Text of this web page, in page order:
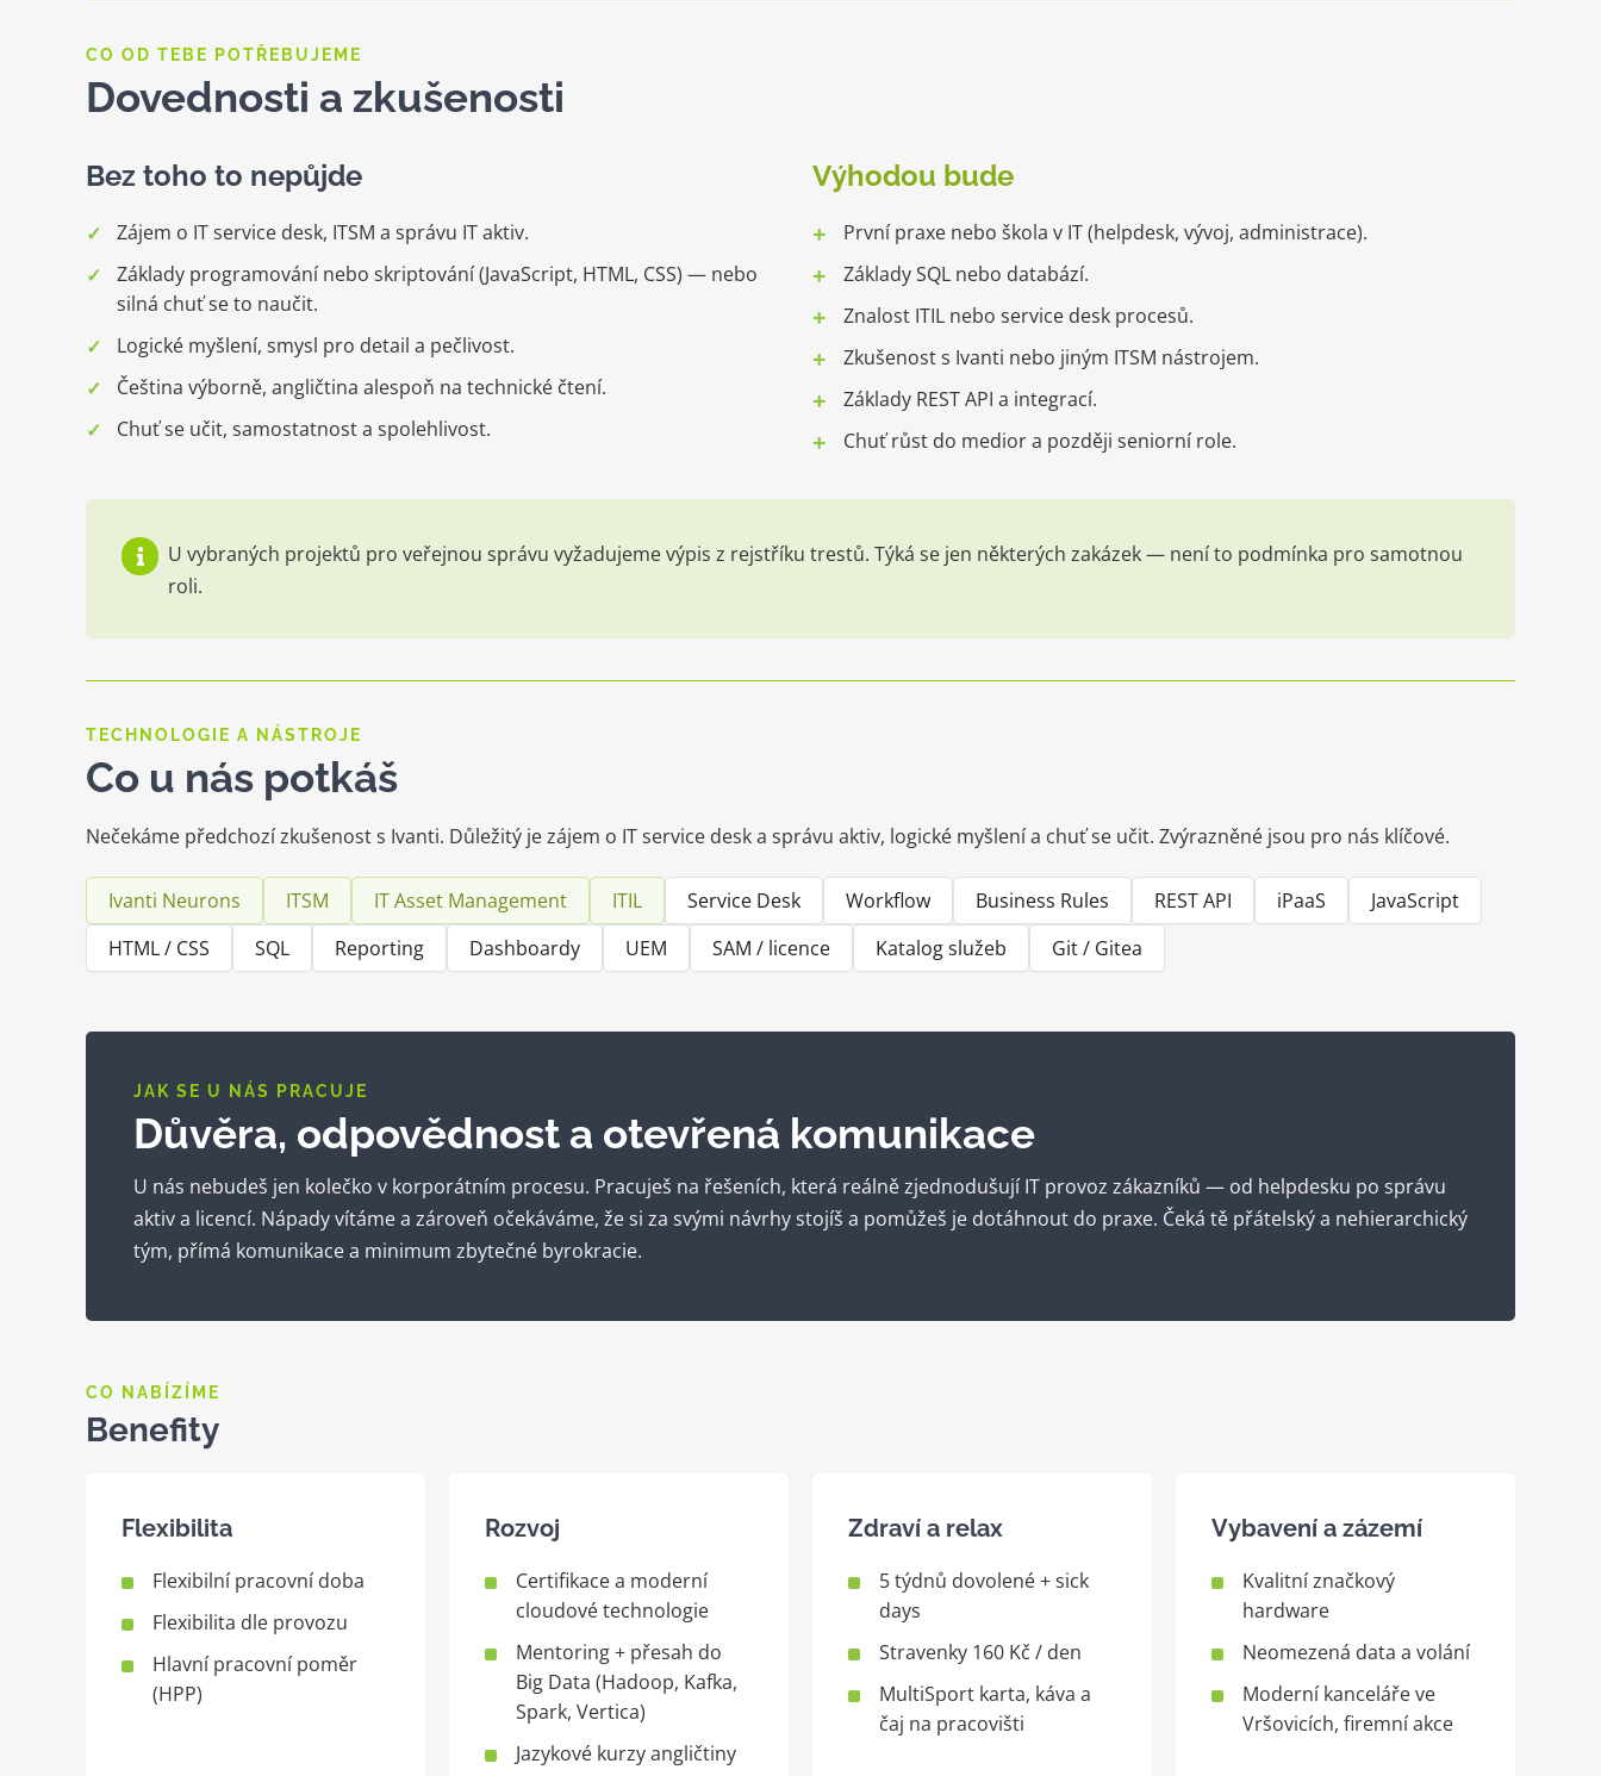
CO OD TEBE POTŘEBUJEME
Dovednosti a zkušenosti
Bez toho to nepůjde
Zájem o IT service desk, ITSM a správu IT aktiv.
Základy programování nebo skriptování (JavaScript, HTML, CSS) — nebo
silná chuť se to naučit.
Logické myšlení, smysl pro detail a pečlivost.
Čeština výborně, angličtina alespoň na technické čtení.
Chuť se učit, samostatnost a spolehlivost.
Výhodou bude
První praxe nebo škola v IT (helpdesk, vývoj, administrace).
Základy SQL nebo databází.
Znalost ITIL nebo service desk procesů.
Zkušenost s Ivanti nebo jiným ITSM nástrojem.
Základy REST API a integrací.
Chuť růst do medior a později seniorní role.
U vybraných projektů pro veřejnou správu vyžadujeme výpis z rejstříku trestů. Týká se jen některých zakázek — není to podmínka pro samotnou
roli.
TECHNOLOGIE A NÁSTROJE
Co u nás potkáš
Nečekáme předchozí zkušenost s Ivanti. Důležitý je zájem o IT service desk a správu aktiv, logické myšlení a chuť se učit. Zvýrazněné jsou pro nás klíčové.
Ivanti Neurons ITSM IT Asset Management ITIL Service Desk Workflow Business Rules REST API iPaaS
JavaScript
HTML / CSS
SQL Reporting Dashboardy UEM SAM / licence Katalog služeb Git / Gitea
JAK SE U NÁS PRACUJE
Důvěra, odpovědnost a otevřená komunikace
U nás nebudeš jen kolečko v korporátním procesu. Pracuješ na řešeních, která reálně zjednodušují IT provoz zákazníků — od helpdesku po správu
aktiv a licencí. Nápady vítáme a zároveň očekáváme, že si za svými návrhy stojíš a pomůžeš je dotáhnout do praxe. Čeká tě přátelský a nehierarchický
tým, přímá komunikace a minimum zbytečné byrokracie.
CO NABÍZÍME
Benefity
Flexibilita
Flexibilní pracovní doba
Flexibilita dle provozu
Hlavní pracovní poměr
(HPP)
Rozvoj
Certifikace a moderní
cloudové technologie
Mentoring + přesah do
Big Data (Hadoop, Kafka,
Spark, Vertica)
Jazykové kurzy angličtiny
Zdraví a relax
5 týdnů dovolené + sick
days
Stravenky 160 Kč / den
MultiSport karta, káva a
čaj na pracovišti
Vybavení a zázemí
Kvalitní značkový
hardware
Neomezená data a volání
Moderní kanceláře ve
Vršovicích, firemní akce